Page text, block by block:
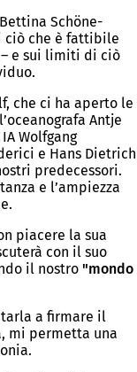
Schöne-
ciò che è fattibile
e sui limiti di ciò
che ci ha aperto le
Antje
Wolfgang
e Hans Dietrich
predecessori.
e l’ampiezza
piacere la sua
con il suo
il nostro "mondo
a firmare il
mi permetta una